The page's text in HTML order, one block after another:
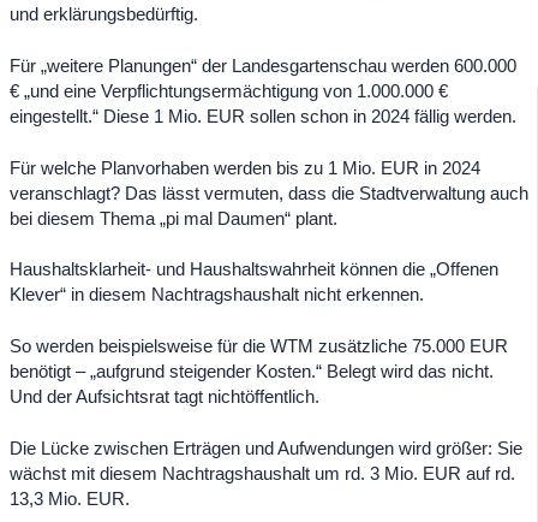
und erklärungsbedürftig.
Für „weitere Planungen“ der Landesgartenschau werden 600.000
€ „und eine Verpflichtungsermächtigung von 1.000.000 €
eingestellt.“ Diese 1 Mio. EUR sollen schon in 2024 fällig werden.
Für welche Planvorhaben werden bis zu 1 Mio. EUR in 2024
veranschlagt? Das lässt vermuten, dass die Stadtverwaltung auch
bei diesem Thema „pi mal Daumen“ plant.
Haushaltsklarheit- und Haushaltswahrheit können die „Offenen
Klever“ in diesem Nachtragshaushalt nicht erkennen.
So werden beispielsweise für die WTM zusätzliche 75.000 EUR
benötigt – „aufgrund steigender Kosten.“ Belegt wird das nicht.
Und der Aufsichtsrat tagt nichtöffentlich.
Die Lücke zwischen Erträgen und Aufwendungen wird größer: Sie
wächst mit diesem Nachtragshaushalt um rd. 3 Mio. EUR auf rd.
13,3 Mio. EUR.